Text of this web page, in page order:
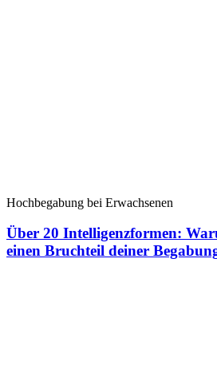
Hochbegabung bei Erwachsenen
Über 20 Intelligenzformen:
einen Bruchteil deiner